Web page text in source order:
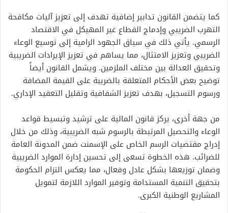
كما يتضمن القانون تدابير إضافية تهدف إلى تعزيز آليات مكافحة
التهرب الضريبي وإدماج القطاع غير المهيكل في الاقتصاد
الرسمي. يأتي ذلك في سياق الجهود الرامية إلى توسيع الوعاء
الضريبي وتعزيز الامتثال، مما يساهم في تعزيز الإيرادات الضريبية
وتحقيق العدالة بين مختلف الملزمين. ويشمل القانون أيضاً
توضيح بعض الأحكام المتعلقة بالضريبة على القيمة المضافة
ورسوم التسجيل، بهدف تعزيز الشفافية وتقليل التعقيد الإداري.
من جهة أخرى، يركز قانون المالية على ترشيد وتبسيط قواعد
الوعاء والتحصيل المرتبطة بالرسوم شبه الضريبية، وذلك من خلال
إدراج مقتضيات الرسم الخاص على الإسمنت ضمن المدونة العامة
للضرائب. هذه الخطوة تسعى إلى تحسين إدارة الموارد الضريبية
وضمان توزيعها بشكل عادل وفعال، مما يعكس التزام الحكومة
بتحقيق التنمية المستدامة وتوفير الموارد اللازمة لتمويل
المشاريع الوطنية الكبرى.